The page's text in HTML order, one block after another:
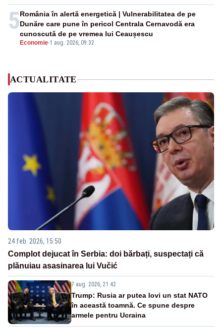
5
Economie-1 aug. 2026, 09:32
România în alertă energetică | Vulnerabilitatea de pe
Dunăre care pune în pericol Centrala Cernavodă era
cunoscută de pe vremea lui Ceaușescu
ACTUALITATE
24 feb. 2026, 15:50
Complot dejucat în Serbia: doi bărbați, suspectați că
plănuiau asasinarea lui Vučić
7 aug. 2026, 21:42
Trump: Rusia ar putea lovi un stat NATO
în această toamnă. Ce spune despre
armele pentru Ucraina